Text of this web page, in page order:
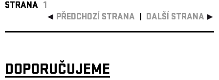
STRANA 1
PŘEDCHOZÍ STRANA
DALŠÍ STRANA
DOPORUČUJEME